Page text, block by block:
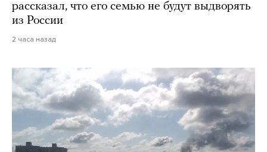
рассказал, что его семью не будут выдворять
из России
2 часа назад